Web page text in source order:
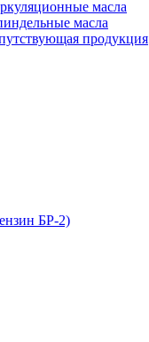
масла
масла
продукция
БР-2)